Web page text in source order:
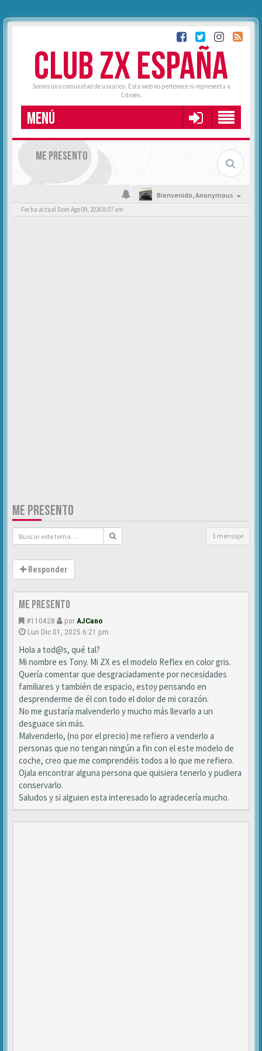
CLUB ZX ESPAÑA
Somos una comunidad de usuarios. Esta web no pertenece ni representa a
Citroën.
MENÚ
ME PRESENTO
Bienvenido,Anonymous
Fecha actual Dom Ago 09, 2026 8:07 am
ME PRESENTO
1 mensaje
Responder
Me presento
#110428 por AJCano
Lun Dic 01, 2025 6:21 pm
Hola a tod@s, qué tal?
Mi nombre es Tony. Mi ZX es el modelo Reflex en color gris.
Quería comentar que desgraciadamente por necesidades
familiares y también de espacio, estoy pensando en
desprenderme de él con todo el dolor de mi corazón.
No me gustaría malvenderlo y mucho más llevarlo a un
desguace sin más.
Malvenderlo, (no por el precio) me refiero a venderlo a
personas que no tengan ningún a fin con el este modelo de
coche, creo que me comprendéis todos a lo que me refiero.
Ojala encontrar alguna persona que quisiera tenerlo y pudiera
conservarlo.
Saludos y si alguien esta interesado lo agradecería mucho.